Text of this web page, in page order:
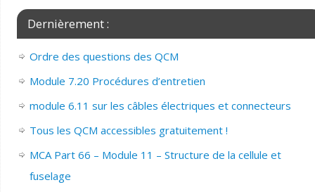
Dernièrement :
Ordre des questions des QCM
Module 7.20 Procédures d’entretien
module 6.11 sur les câbles électriques et connecteurs
Tous les QCM accessibles gratuitement !
MCA Part 66 – Module 11 – Structure de la cellule et
fuselage